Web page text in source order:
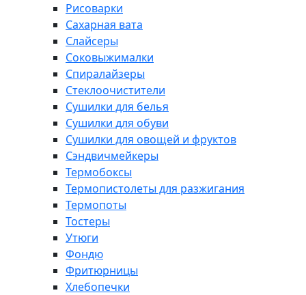
Рисоварки
Сахарная вата
Слайсеры
Соковыжималки
Спиралайзеры
Стеклоочистители
Сушилки для белья
Сушилки для обуви
Сушилки для овощей и фруктов
Сэндвичмейкеры
Термобоксы
Термопистолеты для разжигания
Термопоты
Тостеры
Утюги
Фондю
Фритюрницы
Хлебопечки